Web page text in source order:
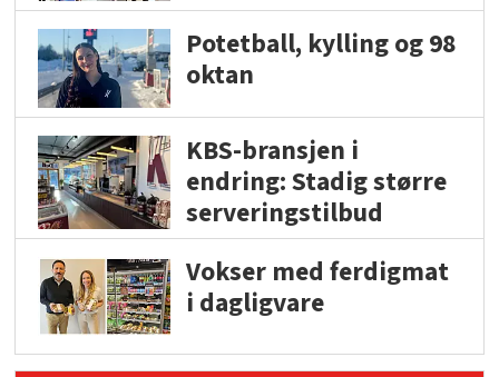
Potetball, kylling og 98
oktan
KBS-bransjen i
endring: Stadig større
serveringstilbud
Vokser med ferdigmat
i dagligvare